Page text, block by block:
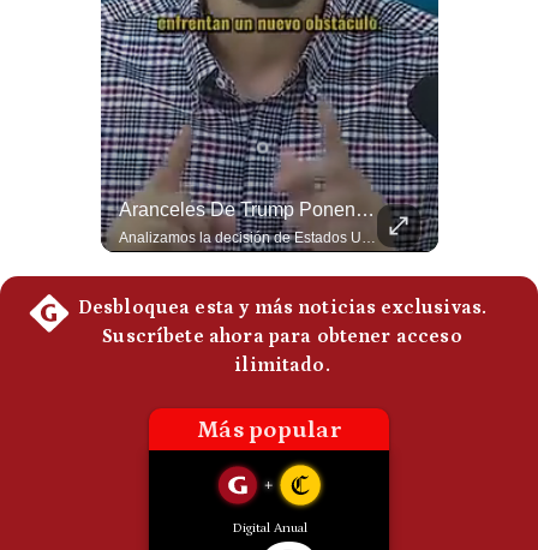
Preguntas
Frecuentes
Aranceles De Trump Ponen Bajo Presión A Las Exportaciones Del Perú | #EnClaveEconómica